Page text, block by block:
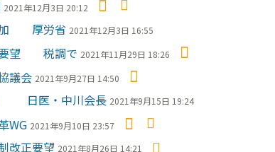
2021年12月3日 20:12
加 厚労省 2021年12月3日 16:55
要望 税調で 2021年11月29日 18:26
議会 2021年9月27日 14:50
」 日医・中川会長 2021年9月15日 19:24
WG 2021年9月10日 23:57
改正要望 2021年8月26日 14:21